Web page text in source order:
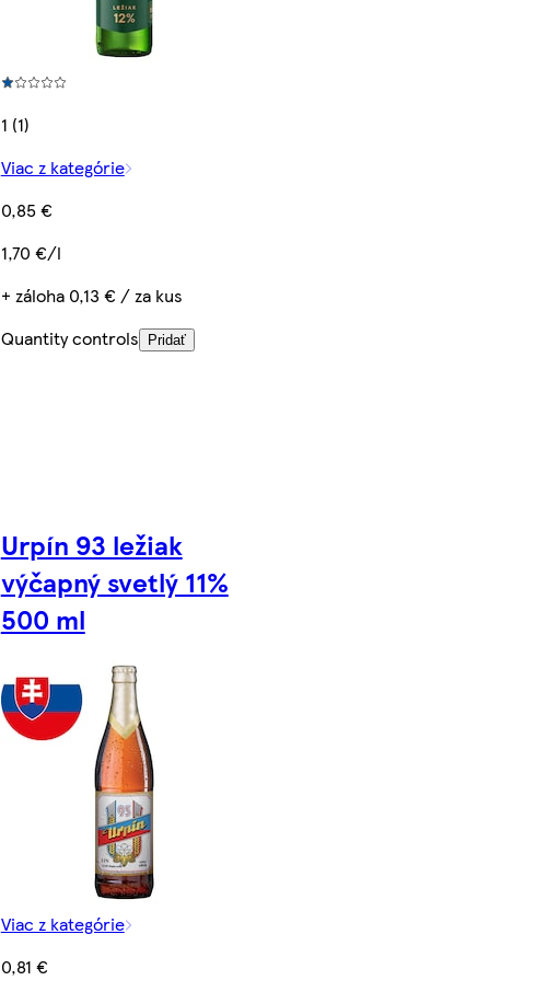
1 (1)
Viac z kategórie
0,85 €
1,70 €/l
+ záloha 0,13 € / za kus
Quantity controls
Pridať
Urpín 93 ležiak
výčapný svetlý 11%
500 ml
Viac z kategórie
0,81 €